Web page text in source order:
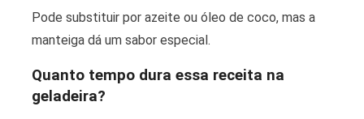
Pode substituir por azeite ou óleo de coco, mas a
manteiga dá um sabor especial.
Quanto tempo dura essa receita na
geladeira?